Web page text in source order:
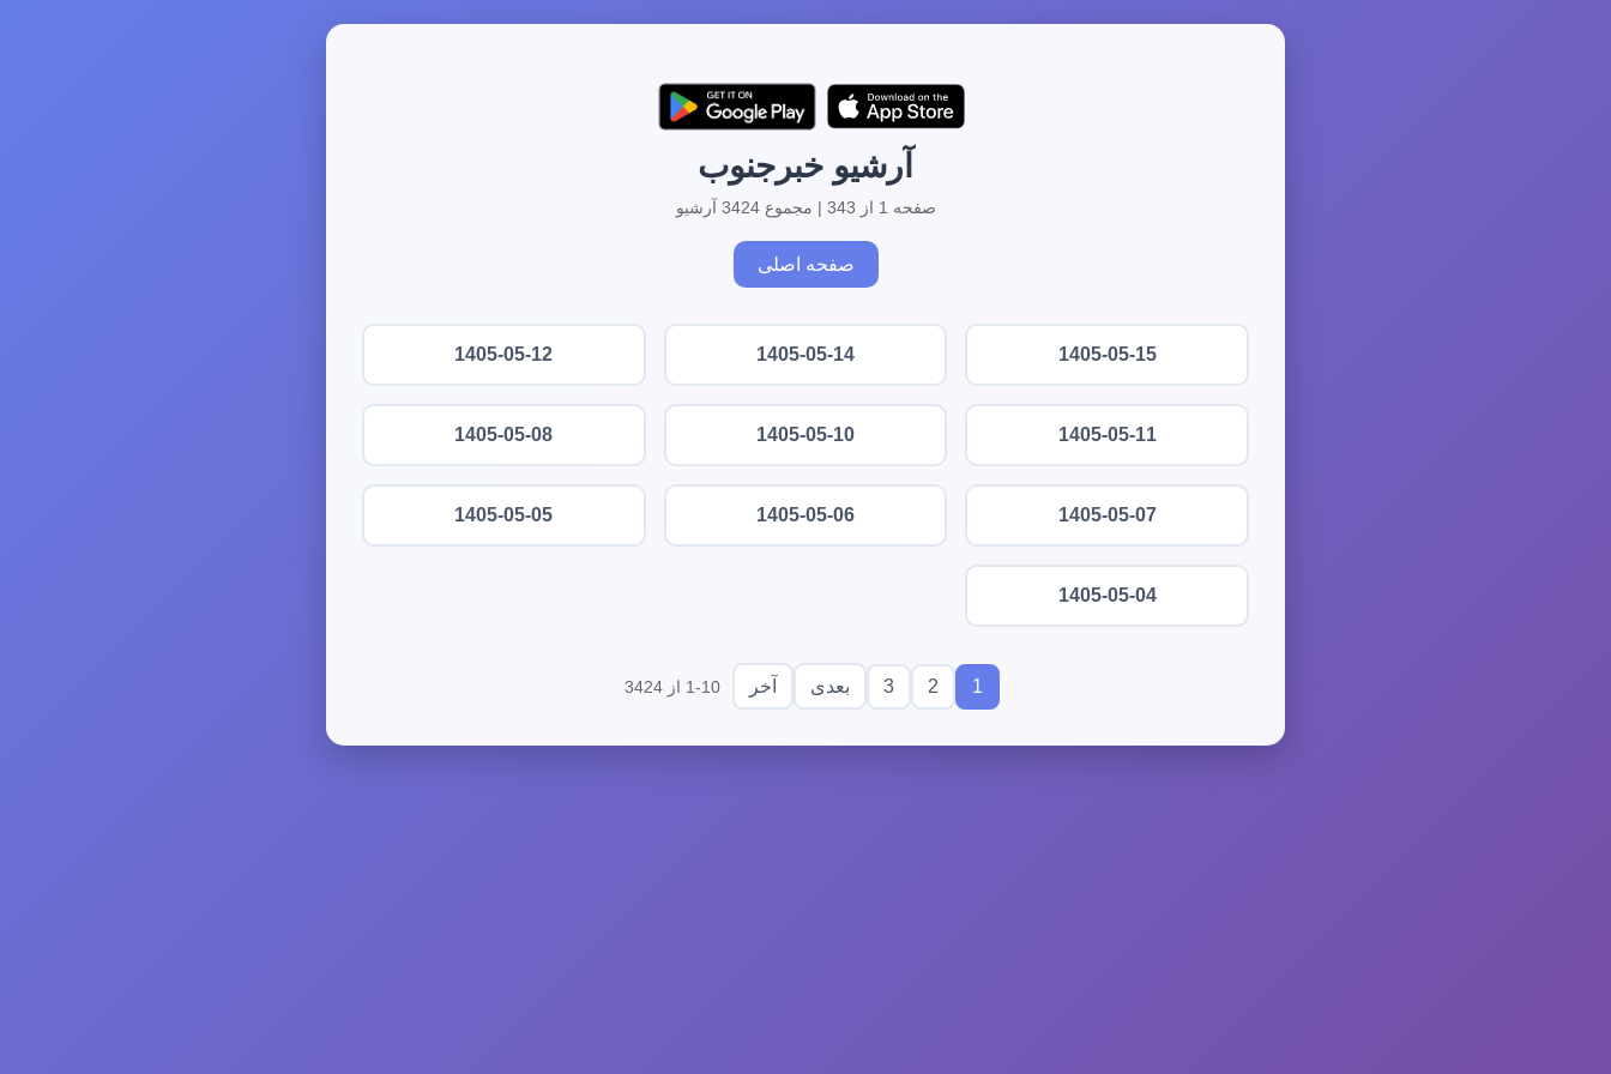
آرشیو خبرجنوب
صفحه 1 از 343 | مجموع 3424 آرشیو
صفحه اصلی
1405-05-15
1405-05-14
1405-05-12
1405-05-11
1405-05-10
1405-05-08
1405-05-07
1405-05-06
1405-05-05
1405-05-04
1
2
3 بعدی آخر 1-10 از 3424